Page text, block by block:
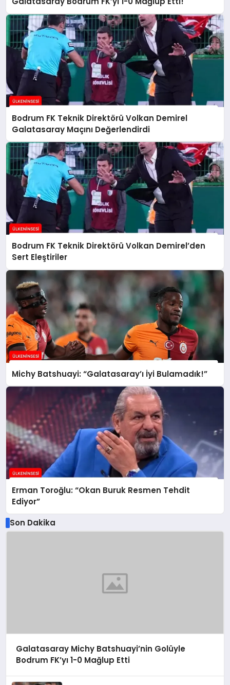
Bodrum FK Teknik Direktörü Volkan Demirel
Galatasaray Maçını Değerlendirdi
Bodrum FK Teknik Direktörü Volkan Demirel’den
Sert Eleştiriler
Michy Batshuayi: “Galatasaray’ı İyi Bulamadık!”
Erman Toroğlu: “Okan Buruk Resmen Tehdit
Ediyor”
Son Dakika
Galatasaray Michy Batshuayi’nin Golüyle
Bodrum FK’yı 1-0 Mağlup Etti